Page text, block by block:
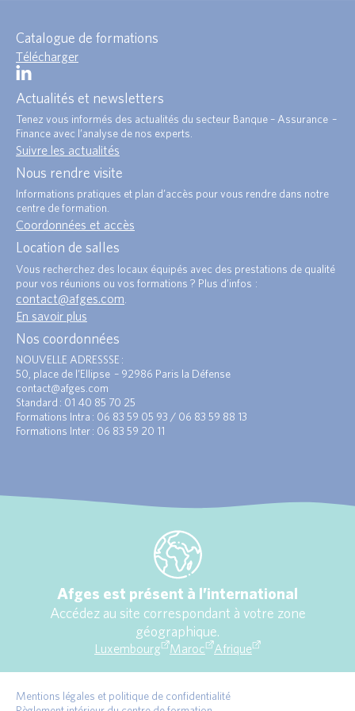
Catalogue de formations
Télécharger
Actualités et newsletters
Tenez vous informés des actualités du secteur Banque – Assurance –
Finance avec l’analyse de nos experts.
Suivre les actualités
Nous rendre visite
Informations pratiques et plan d’accès pour vous rendre dans notre
centre de formation.
Coordonnées et accès
Location de salles
Vous recherchez des locaux équipés avec des prestations de qualité
pour vos réunions ou vos formations ? Plus d’infos :
contact@afges.com
En savoir plus
Nos coordonnées
NOUVELLE ADRESSSE :
50, place de l’Ellipse – 92986 Paris la Défense
contact@afges.com
Standard : 01 40 85 70 25
Formations Intra : 06 83 59 05 93 / 06 83 59 88 13
Formations Inter : 06 83 59 20 11
Afges est présent à l’international
Accédez au site correspondant à votre zone
géographique.
Luxembourg Maroc Afrique
Mentions légales et politique de confidentialité